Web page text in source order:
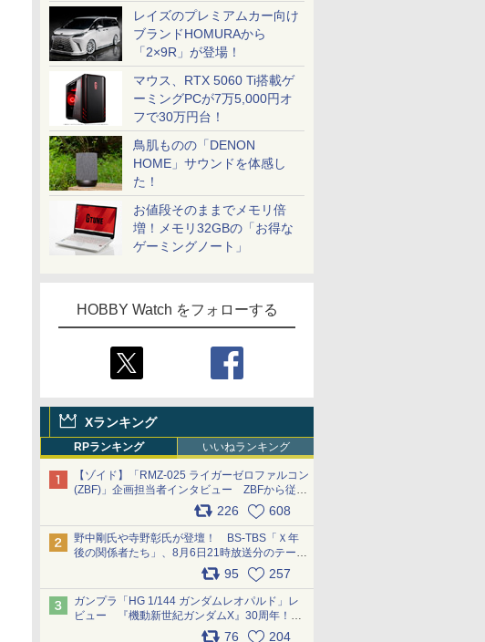
レイズのプレミアムカー向け
ブランドHOMURAから
「2×9R」が登場！
マウス、RTX 5060 Ti搭載ゲ
ーミングPCが7万5,000円オ
フで30万円台！
鳥肌ものの「DENON
HOME」サウンドを体感し
た！
お値段そのままでメモリ倍
増！メモリ32GBの「お得な
ゲーミングノート」
HOBBY Watch をフォローする
Xランキング
RPランキング いいねランキング
【ゾイド】「RMZ-025 ライガーゼロファルコン
(ZBF)」企画担当者インタビュー ZBFから従来
デザインまで再現可能なボリューム満点のキッ
ト pic.x.com/6zOqQAQKkX
226 608
野中剛氏や寺野彰氏が登壇！ BS-TBS「Ｘ年
後の関係者たち」、8月6日21時放送分のテーマ
は「超合金」！ pic.x.com/uWyt1uyuFm
95 257
ガンプラ「HG 1/144 ガンダムレオパルド」レ
ビュー 『機動新世紀ガンダムX』30周年！イ
ンナーアームガトリングの変形機構まで再現し
76 204